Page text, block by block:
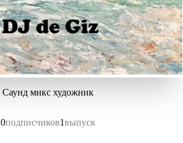
Саунд микс художник
0подписчиков1выпуск